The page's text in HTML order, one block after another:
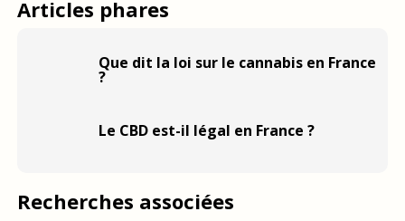
poursuivre une approche répressive. Au début de l’année 2024,
2013, mais cette légalisation est limitée. Seul le Sativex, un
entre son fabricant et le gouvernement. Le Marinol est
Articles phares
Que dit la loi sur le cannabis en France
?
Le CBD est-il légal en France ?
Recherches associées